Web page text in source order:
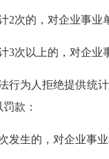
的，对企业事业单
以上的，对企业事
人拒绝提供统计
款：
生的，对企业事业